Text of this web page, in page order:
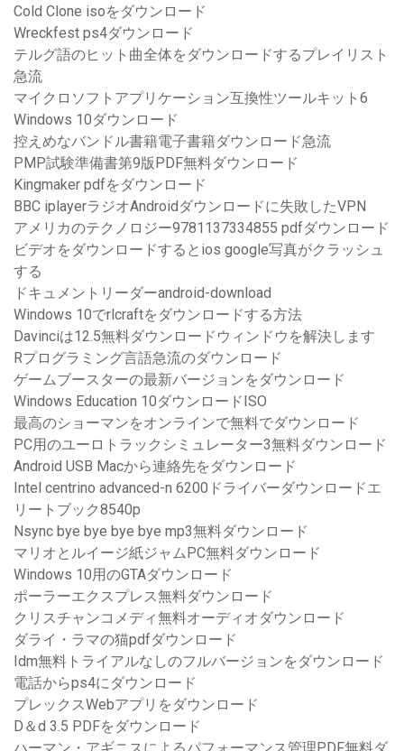
Cold Clone isoをダウンロード
Wreckfest ps4ダウンロード
テルグ語のヒット曲全体をダウンロードするプレイリスト
急流
マイクロソフトアプリケーション互換性ツールキット6
Windows 10ダウンロード
控えめなバンドル書籍電子書籍ダウンロード急流
PMP試験準備書第9版PDF無料ダウンロード
Kingmaker pdfをダウンロード
BBC iplayerラジオAndroidダウンロードに失敗したVPN
アメリカのテクノロジー9781137334855 pdfダウンロード
ビデオをダウンロードするとios google写真がクラッシュ
する
ドキュメントリーダーandroid-download
Windows 10でrlcraftをダウンロードする方法
Davinciは12.5無料ダウンロードウィンドウを解決します
Rプログラミング言語急流のダウンロード
ゲームブースターの最新バージョンをダウンロード
Windows Education 10ダウンロードISO
最高のショーマンをオンラインで無料でダウンロード
PC用のユーロトラックシミュレーター3無料ダウンロード
Android USB Macから連絡先をダウンロード
Intel centrino advanced-n 6200ドライバーダウンロードエ
リートブック8540p
Nsync bye bye bye bye mp3無料ダウンロード
マリオとルイージ紙ジャムPC無料ダウンロード
Windows 10用のGTAダウンロード
ポーラーエクスプレス無料ダウンロード
クリスチャンコメディ無料オーディオダウンロード
ダライ・ラマの猫pdfダウンロード
Idm無料トライアルなしのフルバージョンをダウンロード
電話からps4にダウンロード
プレックスWebアプリをダウンロード
D＆d 3.5 PDFをダウンロード